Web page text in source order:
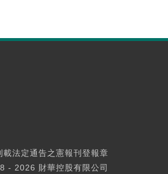
載法定通告之憲報刊登報章
- 2026 財華控股有限公司